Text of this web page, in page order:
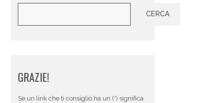
CERCA
GRAZIE!
Se un link che ti consiglio ha un (*) significa